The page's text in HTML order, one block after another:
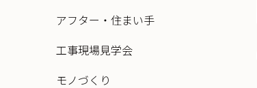
アフター・住まい手
工事現場見学会
モノづくり